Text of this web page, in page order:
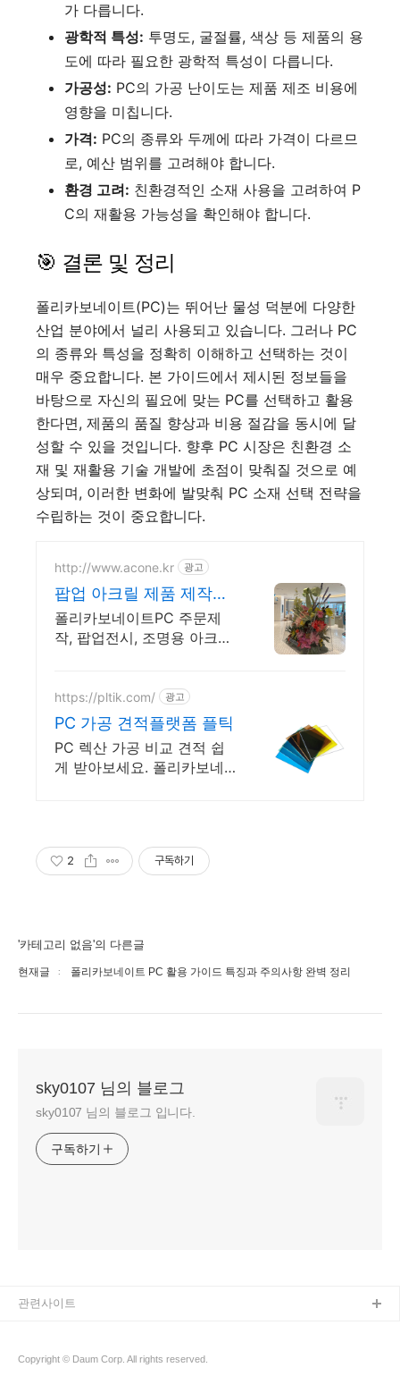
가 다릅니다.
광학적 특성: 투명도, 굴절률, 색상 등 제품의 용
도에 따라 필요한 광학적 특성이 다릅니다.
가공성: PC의 가공 난이도는 제품 제조 비용에
영향을 미칩니다.
가격: PC의 종류와 두께에 따라 가격이 다르므
로, 예산 범위를 고려해야 합니다.
환경 고려: 친환경적인 소재 사용을 고려하여 P
C의 재활용 가능성을 확인해야 합니다.
🎯 결론 및 정리
폴리카보네이트(PC)는 뛰어난 물성 덕분에 다양한
산업 분야에서 널리 사용되고 있습니다. 그러나 PC
의 종류와 특성을 정확히 이해하고 선택하는 것이
매우 중요합니다. 본 가이드에서 제시된 정보들을
바탕으로 자신의 필요에 맞는 PC를 선택하고 활용
한다면, 제품의 품질 향상과 비용 절감을 동시에 달
성할 수 있을 것입니다. 향후 PC 시장은 친환경 소
재 및 재활용 기술 개발에 초점이 맞춰질 것으로 예
상되며, 이러한 변화에 발맞춰 PC 소재 선택 전략을
수립하는 것이 중요합니다.
http://www.acone.kr 광고
팝업 아크릴 제품 제작
2000파이 구 제작 가능
폴리카보네이트PC 주문제
작, 팝업전시, 조명용 아크릴
https://pltik.com/ 광고
PC 가공 견적플랫폼 플틱
PC 렉산 가공 비교 견적 쉽
게 받아보세요. 폴리카보네이
2 구독하기
'카테고리 없음'의 다른글
현재글 폴리카보네이트 PC 활용 가이드 특징과 주의사항 완벽 정리
sky0107 님의 블로그
sky0107 님의 블로그 입니다.
구독하기
Copyright © Daum Corp. All rights reserved.
관련사이트